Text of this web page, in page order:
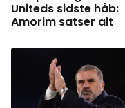
Uniteds sidste håb:
Amorim satser alt